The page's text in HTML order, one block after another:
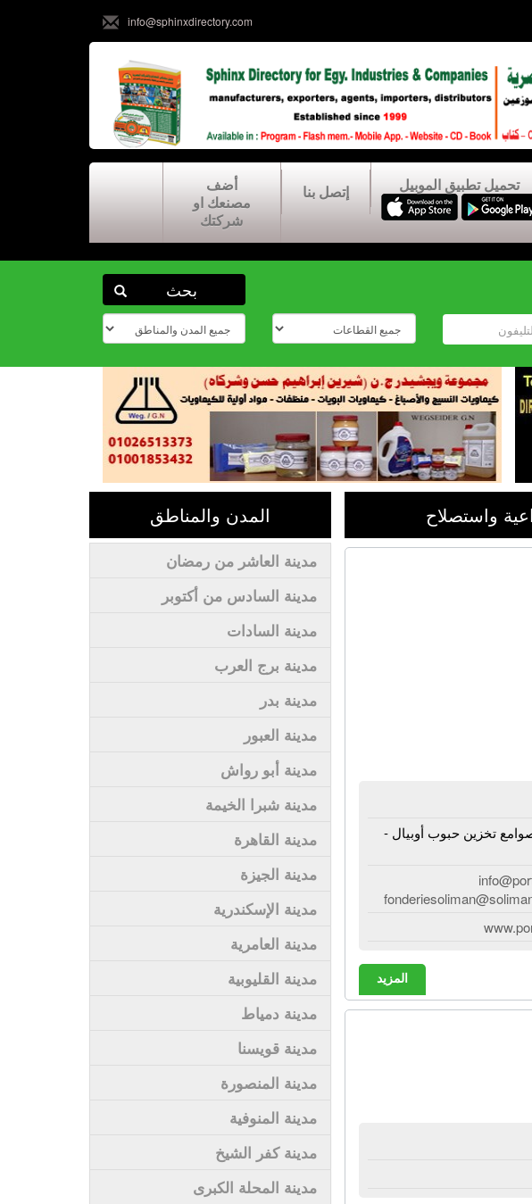
info@sphinxdirectory.com
تحميل تطبيق الموبيل إتصل بنا
أضف
مصنعك او
شركتك
واستصلاح
تخزين حبوب أوبيال -
المزيد
المدن والمناطق
مدينة العاشر من رمضان
مدينة السادس من أكتوبر
مدينة السادات
مدينة برج العرب
مدينة بدر
مدينة العبور
مدينة أبو رواش
مدينة شبرا الخيمة
مدينة القاهرة
مدينة الجيزة
مدينة الإسكندرية
مدينة العامرية
مدينة القليوبية
مدينة دمياط
مدينة قويسنا
مدينة المنصورة
مدينة المنوفية
مدينة كفر الشيخ
مدينة المحلة الكبرى